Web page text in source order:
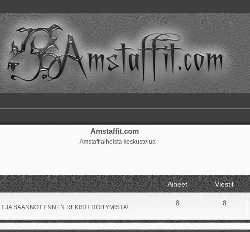
Amstaffit.com
Amstaffiaiheista keskustelua
Aiheet Viestit
JA SÄÄNNÖT ENNEN REKISTERÖITYMISTÄ!
8 8